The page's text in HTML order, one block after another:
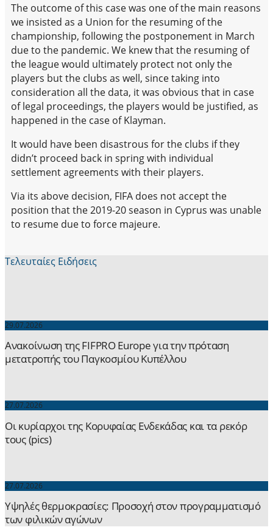
The outcome of this case was one of the main reasons
we insisted as a Union for the resuming of the
championship, following the postponement in March
due to the pandemic. We knew that the resuming of
the league would ultimately protect not only the
players but the clubs as well, since taking into
consideration all the data, it was obvious that in case
of legal proceedings, the players would be justified, as
happened in the case of Klayman.
It would have been disastrous for the clubs if they
didn’t proceed back in spring with individual
settlement agreements with their players.
Via its above decision, FIFA does not accept the
position that the 2019-20 season in Cyprus was unable
to resume due to force majeure.
Τελευταίες Ειδήσεις
29.07.2026
Ανακοίνωση της FIFPRO Europe για την πρόταση
μετατροπής του Παγκοσμίου Κυπέλλου
27.07.2026
Οι κυρίαρχοι της Κορυφαίας Ενδεκάδας και τα ρεκόρ
τους (pics)
27.07.2026
Yψηλές θερμοκρασίες: Προσοχή στον προγραμματισμό
των φιλικών αγώνων